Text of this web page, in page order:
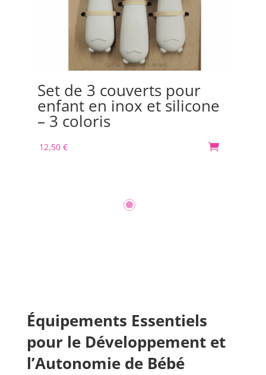
Set de 3 couverts pour
enfant en inox et silicone
– 3 coloris
12,50 € 
Équipements Essentiels
pour le Développement et
l’Autonomie de Bébé